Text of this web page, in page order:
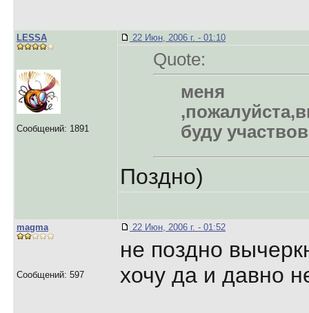
LESSA
Сообщений: 1891
22 Июн, 2006 г. - 01:10
Quote:
меня
буду
Поздно)
magma
Сообщений: 597
22 Июн, 2006 г. - 01:52
не поздно
хочу да и давно